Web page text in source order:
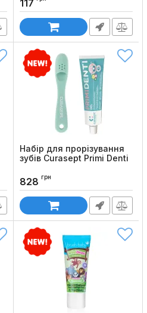
117
Набір для прорізування
зубів Curasept Primi Denti
щіточка)
Код товару: 1330
828 грн